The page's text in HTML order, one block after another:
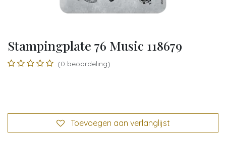
Stampingplate 76 Music 118679
(0 beoordeling)
Toevoegen aan verlanglijst